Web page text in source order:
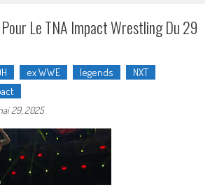
Le TNA Impact Wrestling Du 29
ex WWE legends
NXT
29, 2025